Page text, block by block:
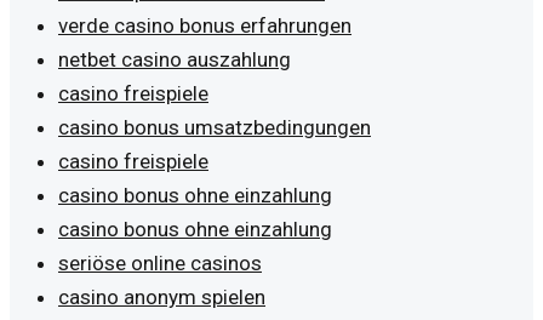
verde casino bonus erfahrungen
netbet casino auszahlung
casino freispiele
casino bonus umsatzbedingungen
casino freispiele
casino bonus ohne einzahlung
casino bonus ohne einzahlung
seriöse online casinos
casino anonym spielen